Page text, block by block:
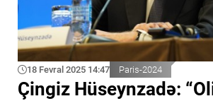
18 Fevral 2025 14:47 Paris-2024
Çingiz Hüseynzadə: